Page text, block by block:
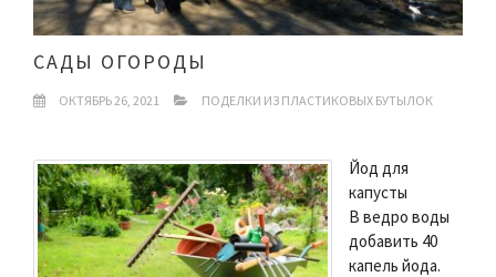
САДЫ ОГОРОДЫ
ОКТЯБРЬ 26, 2021 ПОДЕЛКИ ИЗ ПЛАСТИКОВЫХ БУТЫЛОК
Йод для
капусты
В ведро воды
добавить 40
капель йода.